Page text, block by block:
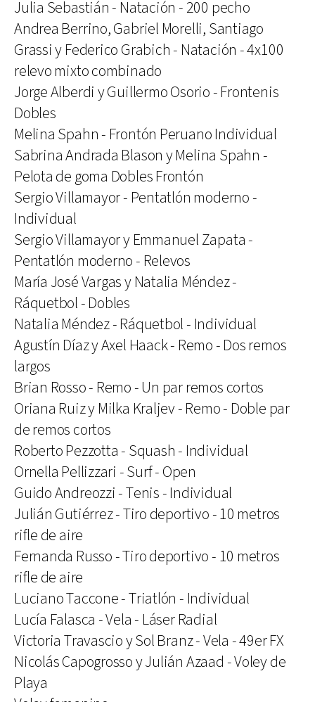
Julia Sebastián - Natación - 200 pecho
Andrea Berrino, Gabriel Morelli, Santiago
Grassi y Federico Grabich - Natación - 4x100
relevo mixto combinado
Jorge Alberdi y Guillermo Osorio - Frontenis
Dobles
Melina Spahn - Frontón Peruano Individual
Sabrina Andrada Blason y Melina Spahn -
Pelota de goma Dobles Frontón
Sergio Villamayor - Pentatlón moderno -
Individual
Sergio Villamayor y Emmanuel Zapata -
Pentatlón moderno - Relevos
María José Vargas y Natalia Méndez -
Ráquetbol - Dobles
Natalia Méndez - Ráquetbol - Individual
Agustín Díaz y Axel Haack - Remo - Dos remos
largos
Brian Rosso - Remo - Un par remos cortos
Oriana Ruiz y Milka Kraljev - Remo - Doble par
de remos cortos
Roberto Pezzotta - Squash - Individual
Ornella Pellizzari - Surf - Open
Guido Andreozzi - Tenis - Individual
Julián Gutiérrez - Tiro deportivo - 10 metros
rifle de aire
Fernanda Russo - Tiro deportivo - 10 metros
rifle de aire
Luciano Taccone - Triatlón - Individual
Lucía Falasca - Vela - Láser Radial
Victoria Travascio y Sol Branz - Vela - 49er FX
Nicolás Capogrosso y Julián Azaad - Voley de
Playa